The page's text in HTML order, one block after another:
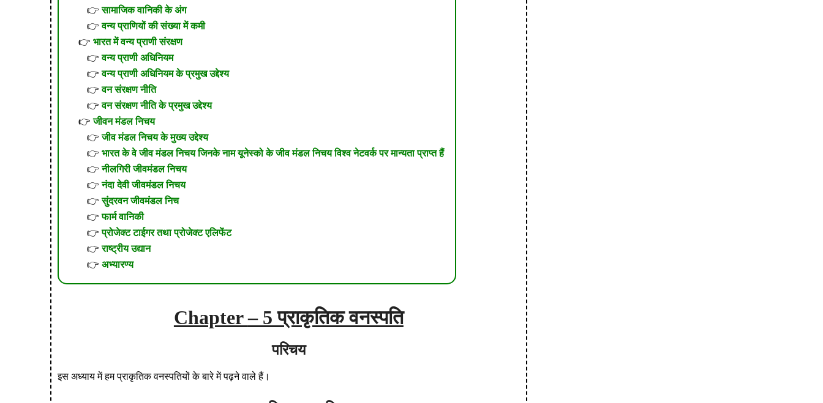
सामाजिक वानिकी के अंग
वन्य प्राणियों की संख्या में कमी
भारत में वन्य प्राणी संरक्षण
वन्य प्राणी अधिनियम
वन्य प्राणी अधिनियम के प्रमुख उद्देश्य
वन संरक्षण नीति
वन संरक्षण नीति के प्रमुख उद्देश्य
जीवन मंडल निचय
जीव मंडल निचय के मुख्य उद्देश्य
भारत के वे जीव मंडल निचय जिनके नाम यूनेस्को के जीव मंडल निचय विश्व नेटवर्क पर मान्यता प्राप्त हैं
नीलगिरी जीवमंडल निचय
नंदा देवी जीवमंडल निचय
सुंदरवन जीवमंडल निच
फार्म वानिकी
प्रोजेक्ट टाईगर तथा प्रोजेक्ट एलिफेंट
राष्ट्रीय उद्यान
अभ्यारण्य
Chapter– 5 प्राकृतिक वनस्पति
परिचय
इस अध्याय में हम प्राकृतिक वनस्पतियों के बारे में पढ़ने वाले हैं।